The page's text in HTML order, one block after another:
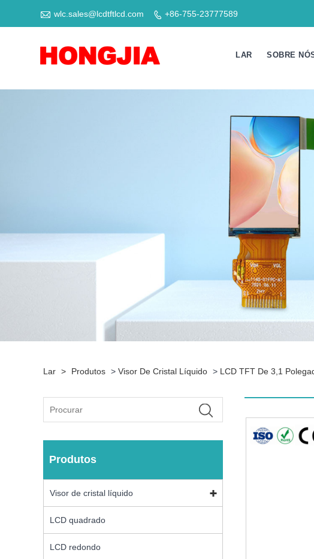
 wlc.sales@lcdtftlcd.com  +86-755-23777589
LAR SOBRE
Lar > Produtos > Visor De Cristal Líquido > LCD TFT De 3,1
Produtos
Visor de cristal líquido
LCD quadrado
LCD redondo